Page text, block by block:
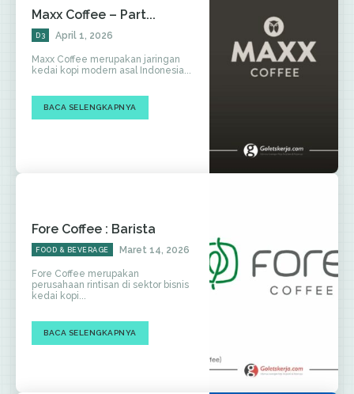
Maxx Coffee – Part...
D3 April 1, 2026
Maxx Coffee merupakan jaringan
kedai kopi modern asal Indonesia...
BACA SELENGKAPNYA
Fore Coffee : Barista
FOOD & BEVERAGE Maret 14, 2026
Fore Coffee merupakan
perusahaan rintisan di sektor bisnis
kedai kopi...
BACA SELENGKAPNYA